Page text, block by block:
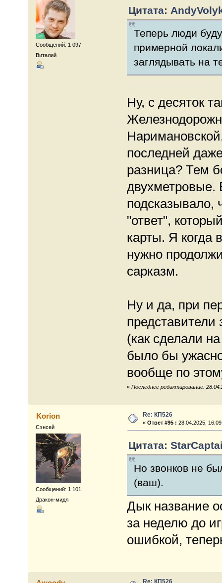
Сообщений: 1 097
Виталий
Цитата:
Теперь люди
примерной
заглядывать на
Ну, с десяток
последней
разница? Тем
двухметровые.
подсказывало,
"ответ",
карты. Я когда
нужно
сарказм.
Ну и да, при
(как сделали
было бы
вообще по
« Последнее редактирование:
Korion
Сэнсей
Сообщений: 1 101
Дракон-мидл
Re: КП526
«Ответ #95 : 28.04.2025,
Цитата:
Но звонков не
(ваш).
Дык название
за неделю до
ошибкой,
Re: КП526